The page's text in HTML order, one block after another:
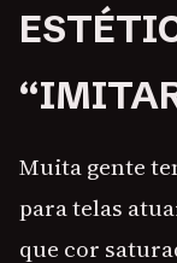
Muita gente
para telas
que cor